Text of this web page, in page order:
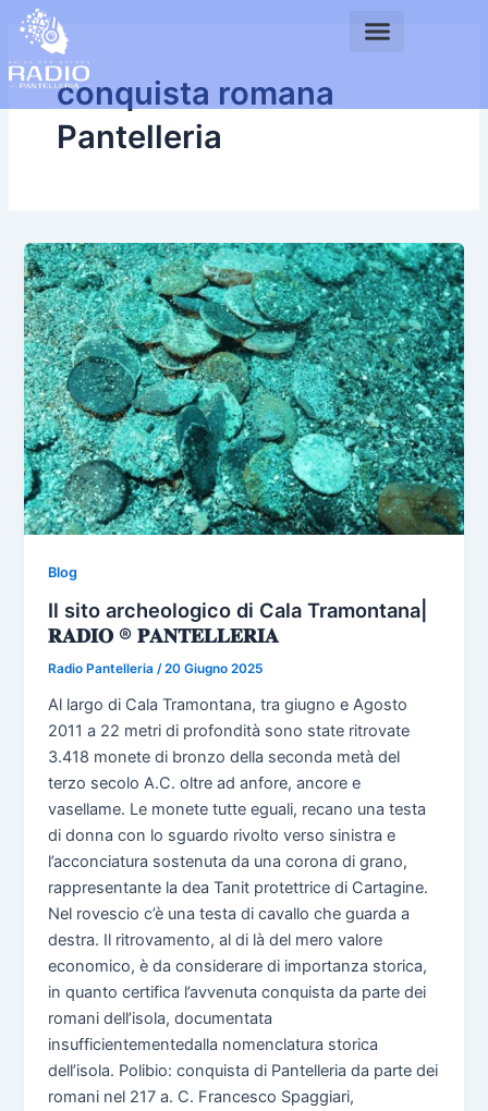
contenuto
conquista romana
Pantelleria
Blog
Il sito archeologico di Cala Tramontana|
𝐑𝐀𝐃𝐈𝐎 ® 𝐏𝐀𝐍𝐓𝐄𝐋𝐋𝐄𝐑𝐈𝐀
Radio Pantelleria /20 Giugno 2025
Al largo di Cala Tramontana, tra giugno e Agosto
2011 a 22 metri di profondità sono state ritrovate
3.418 monete di bronzo della seconda metà del
terzo secolo A.C. oltre ad anfore, ancore e
vasellame. Le monete tutte eguali, recano una testa
di donna con lo sguardo rivolto verso sinistra e
l’acconciatura sostenuta da una corona di grano,
rappresentante la dea Tanit protettrice di Cartagine.
Nel rovescio c’è una testa di cavallo che guarda a
destra. Il ritrovamento, al di là del mero valore
economico, è da considerare di importanza storica,
in quanto certifica l’avvenuta conquista da parte dei
romani dell’isola, documentata
insufficientementedalla nomenclatura storica
dell’isola. Polibio: conquista di Pantelleria da parte dei
romani nel 217 a. C. Francesco Spaggiari,